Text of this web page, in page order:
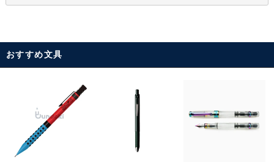
おすすめ文具